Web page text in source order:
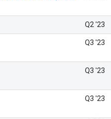
Q2 '23
Q3 '23
Q3 '23
Q3 '23